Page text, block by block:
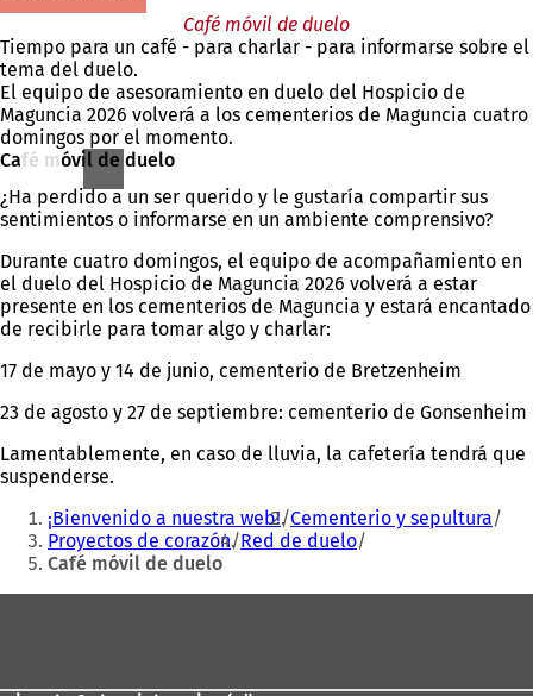
Café móvil de duelo
Tiempo para un café - para charlar - para informarse sobre el
tema del duelo.
El equipo de asesoramiento en duelo del Hospicio de
Maguncia 2026 volverá a los cementerios de Maguncia cuatro
domingos por el momento.
Café móvil de duelo
¿Ha perdido a un ser querido y le gustaría compartir sus
sentimientos o informarse en un ambiente comprensivo?
Durante cuatro domingos, el equipo de acompañamiento en
el duelo del Hospicio de Maguncia 2026 volverá a estar
presente en los cementerios de Maguncia y estará encantado
de recibirle para tomar algo y charlar:
17 de mayo y 14 de junio, cementerio de Bretzenheim
23 de agosto y 27 de septiembre: cementerio de Gonsenheim
Lamentablemente, en caso de lluvia, la cafetería tendrá que
suspenderse.
Estás
aquí:
¡Bienvenido a nuestra web! Cementerio y sepultura
Proyectos de corazón Red de duelo
Café móvil de duelo